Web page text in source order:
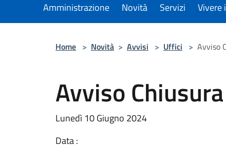
Amministrazione Novità Servizi Vivere
Home > Novità > Avvisi > Uffici > Avviso
Avviso
Lunedì 10 Giugno 2024
Data :